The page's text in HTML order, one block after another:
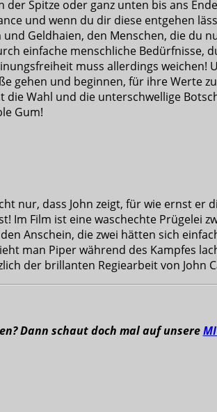
Spitze oder ganz unten bis ans
und wenn du dir diese entgehen
Geldhaien, den Menschen, die du
einfache menschliche Bedürfnisse,
muss allerdings weichen!
gehen und beginnen, für ihre Werte
Wahl und die unterschwellige
Gum!
nur, dass John zeigt, für wie ernst er
Film ist eine waschechte Prügelei
Anschein, die zwei hätten sich
man Piper während des Kampfes
der brillanten Regiearbeit von John
Dann schaut doch mal auf unsere